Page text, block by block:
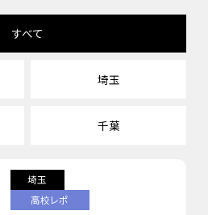
すべて
埼玉
千葉
埼玉
高校レポ